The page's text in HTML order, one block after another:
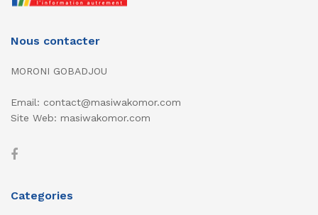
Nous contacter
MORONI GOBADJOU
Email: contact@masiwakomor.com
Site Web: masiwakomor.com
Categories